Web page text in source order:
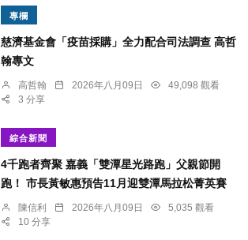
專欄
慈濟基金會「疫苗採購」全力配合司法調查 高哲
翰專文
高哲翰 2026年八月09日
49,098 觀看
3 分享
綜合新聞
4千跑者齊聚 嘉義「雙潭星光路跑」父親節開
跑！ 市長黃敏惠預告11月迎雙潭馬拉松菁英賽
陳信利 2026年八月09日
5,035 觀看
10 分享